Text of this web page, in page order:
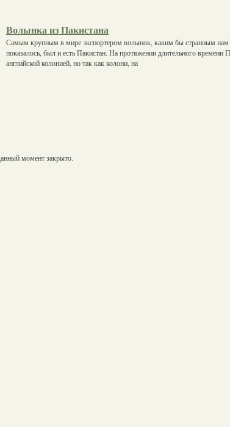
Волынка из Пакистана
Самым крупным в мире экспортером волынок, каким бы странным нам
показалось, был и есть Пакистан. На протяжении длительного времени
английской колонией, но так как колони, на
момент закрыто.